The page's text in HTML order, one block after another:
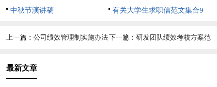
中秋节演讲稿
有关大学生求职信范文集合9
上一篇：公司绩效管理制实施办法下一篇： 研发团队绩效考核方案范
最新文章